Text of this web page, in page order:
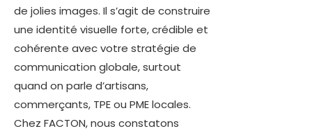
de jolies images. Il s’agit de construire
une identité visuelle forte, crédible et
cohérente avec votre stratégie de
communication globale, surtout
quand on parle d’artisans,
commerçants, TPE ou PME locales.
Chez FACTON, nous constatons